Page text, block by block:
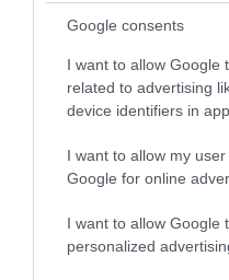
Google consents
I want to allow Google
related to advertising
device identifiers in
I want to allow my
Google for online
I want to allow Google
personalized
2026.